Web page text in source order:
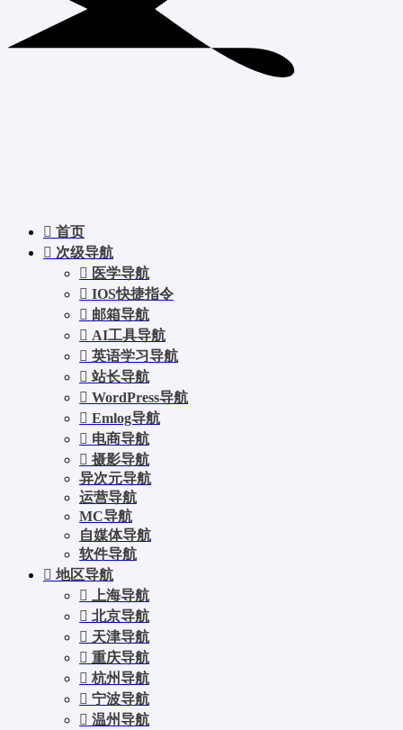
首页
次级导航
医学导航
IOS快捷指令
邮箱导航
AI工具导航
英语学习导航
站长导航
WordPress导航
Emlog导航
电商导航
摄影导航
异次元导航
运营导航
MC导航
自媒体导航
软件导航
地区导航
上海导航
北京导航
天津导航
重庆导航
杭州导航
宁波导航
温州导航